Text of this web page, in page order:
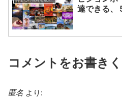
達できる、
コメントをお書き
匿名 より: